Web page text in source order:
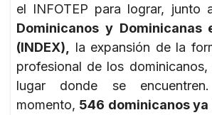
el INFOTEP para lograr, junto
Dominicanos y Dominicanas
(INDEX),
la expansión de la
profesional de los
lugar donde se
momento, 546 dominicanos